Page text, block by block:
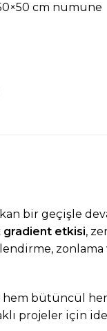
cm numune
bir geçişle
gradient etkisi,
zonlama
hem bütüncül
projeler için